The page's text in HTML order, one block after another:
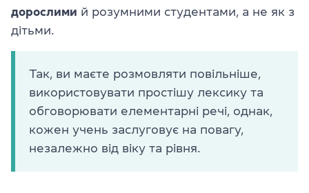
дорослими й розумними студентами, а не як з
дітьми.
Так, ви маєте розмовляти повільніше,
використовувати простішу лексику та
обговорювати елементарні речі, однак,
кожен учень заслуговує на повагу,
незалежно від віку та рівня.